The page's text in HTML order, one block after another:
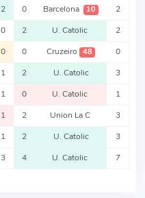
2 0 Barcelona 10 2
0 2 U. Catolic 2
0 0 Cruzeiro 48 0
1 2 U. Catolic 3
1 0 U. Catolic 1
1 2 Union La C 3
1 2 U. Catolic 3
3 4 U. Catolic 7